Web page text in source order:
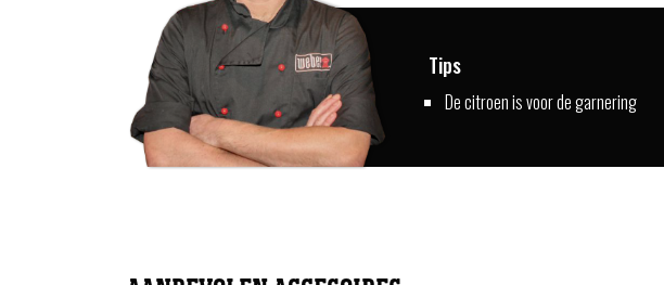
Tips
De citroen is voor de garnering